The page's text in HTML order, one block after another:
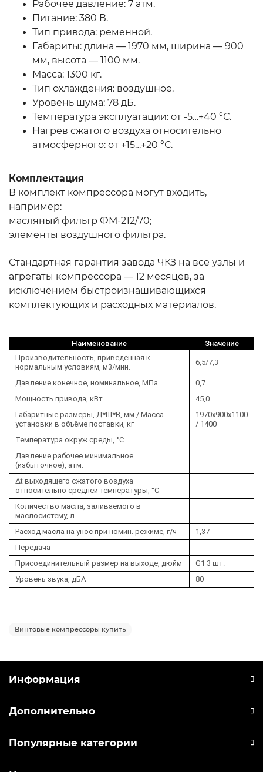
Рабочее давление: 7 атм.
Питание: 380 В.
Тип привода: ременной.
Габариты: длина — 1970 мм, ширина — 900
мм, высота — 1100 мм.
Масса: 1300 кг.
Тип охлаждения: воздушное.
Уровень шума: 78 дБ.
Температура эксплуатации: от -5…+40 °С.
Нагрев сжатого воздуха относительно
атмосферного: от +15…+20 °С.
Комплектация
В комплект компрессора могут входить,
например:
масляный фильтр ФМ-212/70;
элементы воздушного фильтра.
Стандартная гарантия завода ЧКЗ на все узлы и
агрегаты компрессора — 12 месяцев, за
исключением быстроизнашивающихся
комплектующих и расходных материалов.
Наименование
Значение
Производительность, приведённая к
нормальным условиям, м3/мин.
6,5/7,3
Давление конечное, номинальное, МПа
0,7
Мощность привода, кВт
45,0
Габаритные размеры, Д*Ш*В, мм / Масса
установки в объёме поставки, кг
1970х900х1100
/ 1400
Температура окруж.среды, °C
Давление рабочее минимальное
(избыточное), атм.
Δt выходящего сжатого воздуха
относительно средней температуры, °C
Количество масла, заливаемого в
маслосистему, л
Расход масла на унос при номин. режиме, г/ч
1,37
Передача
Присоединительный размер на выходе, дюйм
G1 3 шт.
Уровень звука, дБА
80
Винтовые компрессоры купить
Информация
Дополнительно
Популярные категории